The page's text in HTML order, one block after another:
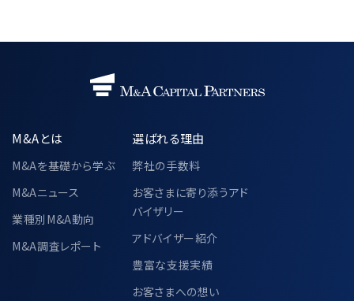
M&Aとは
M&Aを基礎から学ぶ
M&Aニュース
業種別M&A動向
M&A調査レポート
選ばれる理由
弊社の手数料
お客さまに寄り添うアド
バイザリー
アドバイザー紹介
豊富な支援実績
お客さまへの想い